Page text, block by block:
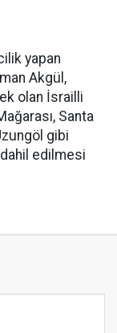
yapan
Akgül,
olan İsrailli
Santa
gibi
edilmesi